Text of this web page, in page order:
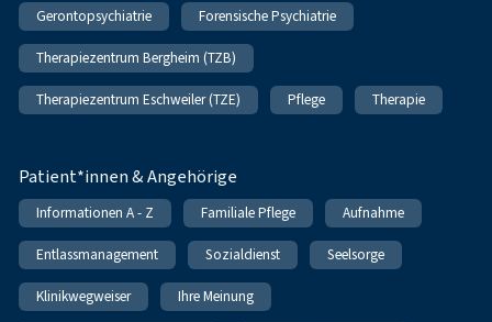
Gerontopsychiatrie Forensische Psychiatrie
Therapiezentrum Bergheim (TZB)
Therapiezentrum Eschweiler (TZE) Pflege Therapie
Patient*innen & Angehörige
Informationen A - Z Familiale Pflege Aufnahme
Entlassmanagement Sozialdienst Seelsorge
Klinikwegweiser Ihre Meinung